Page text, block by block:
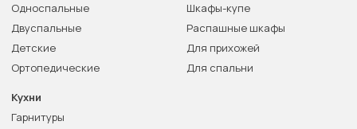
Односпальные
Двуспальные
Детские
Ортопедические
Шкафы-купе
Распашные шкафы
Для прихожей
Для спальни
Кухни
Гарнитуры